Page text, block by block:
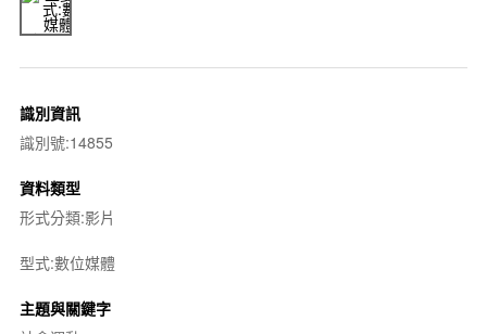
識別資訊
識別號:14855
資料類型
形式分類:影片
型式:數位媒體
主題與關鍵字